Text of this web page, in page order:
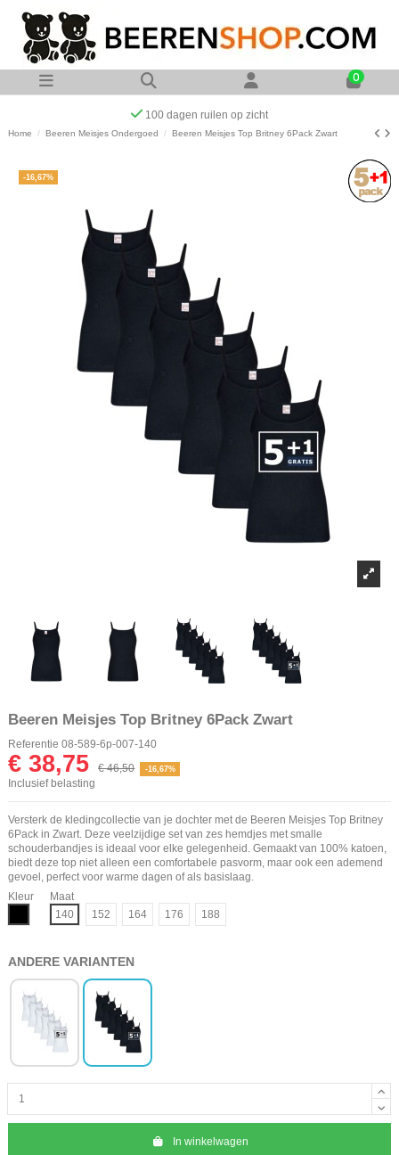
0
Op werkdagen voor 23:00 uur besteld zelfde dag verzonden
Home Beeren Meisjes Ondergoed Beeren Meisjes Top Britney 6Pack Zwart
-16,67%
Beeren Meisjes Top Britney 6Pack Zwart
Referentie 08-589-6p-007-140
€ 38,75 € 46,50 -16,67%
Inclusief belasting
Versterk de kledingcollectie van je dochter met de Beeren Meisjes Top Britney
6Pack in Zwart. Deze veelzijdige set van zes hemdjes met smalle
schouderbandjes is ideaal voor elke gelegenheid. Gemaakt van 100% katoen,
biedt deze top niet alleen een comfortabele pasvorm, maar ook een ademend
gevoel, perfect voor warme dagen of als basislaag.
Kleur
Maat
140
152 164 176 188
ANDERE VARIANTEN
In winkelwagen